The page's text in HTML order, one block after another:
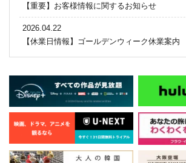
【重要】お客様情報に関するお知らせ
2026.04.22
【休業日情報】ゴールデンウィーク休業案内